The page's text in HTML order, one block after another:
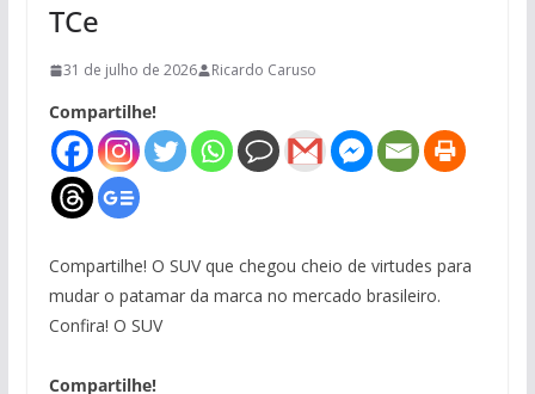
TCe
31 de julho de 2026 Ricardo Caruso
Compartilhe!
Compartilhe! O SUV que chegou cheio de virtudes para
mudar o patamar da marca no mercado brasileiro.
Confira! O SUV
Compartilhe!